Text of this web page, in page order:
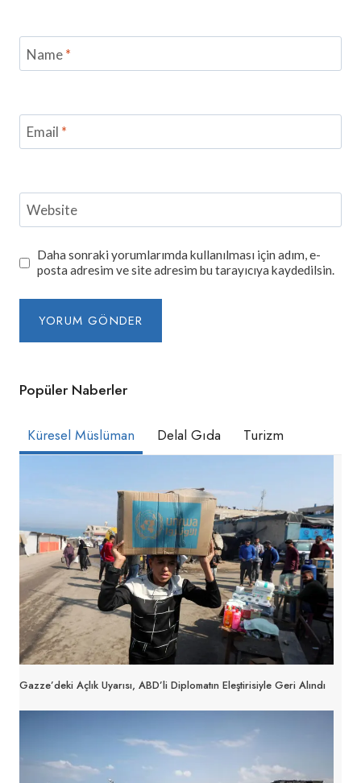
Name*
Email *
Website
Daha sonraki yorumlarımda kullanılması için adım, e-
posta adresim ve site adresim bu tarayıcıya kaydedilsin.
Popüler Naberler
Küresel Müslüman Delal Gıda Turizm
Gazze’deki Açlık Uyarısı, ABD’li Diplomatın Eleştirisiyle Geri Alındı